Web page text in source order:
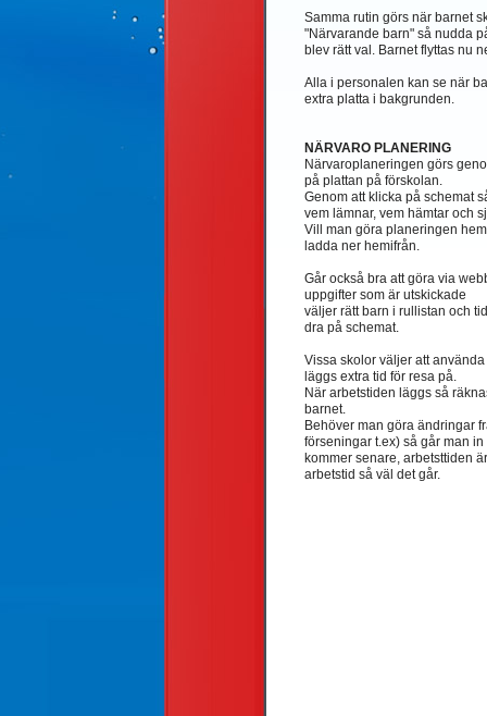
Samma rutin görs när barnet
"Närvarande barn" så nudda
blev rätt val. Barnet flyttas nu
Alla i personalen kan se när
extra platta i bakgrunden.
NÄRVARO PLANERING
Närvaroplaneringen görs
på plattan på förskolan.
Genom att klicka på schemat
vem lämnar, vem hämtar och
Vill man göra planeringen
ladda ner hemifrån.
Går också bra att göra via
uppgifter som är utskickade
väljer rätt barn i rullistan och
dra på schemat.
Vissa skolor väljer att
läggs extra tid för resa på.
När arbetstiden läggs så
barnet.
Behöver man göra ändringar
förseningar t.ex) så går man
kommer senare, arbetsttiden
arbetstid så väl det går.